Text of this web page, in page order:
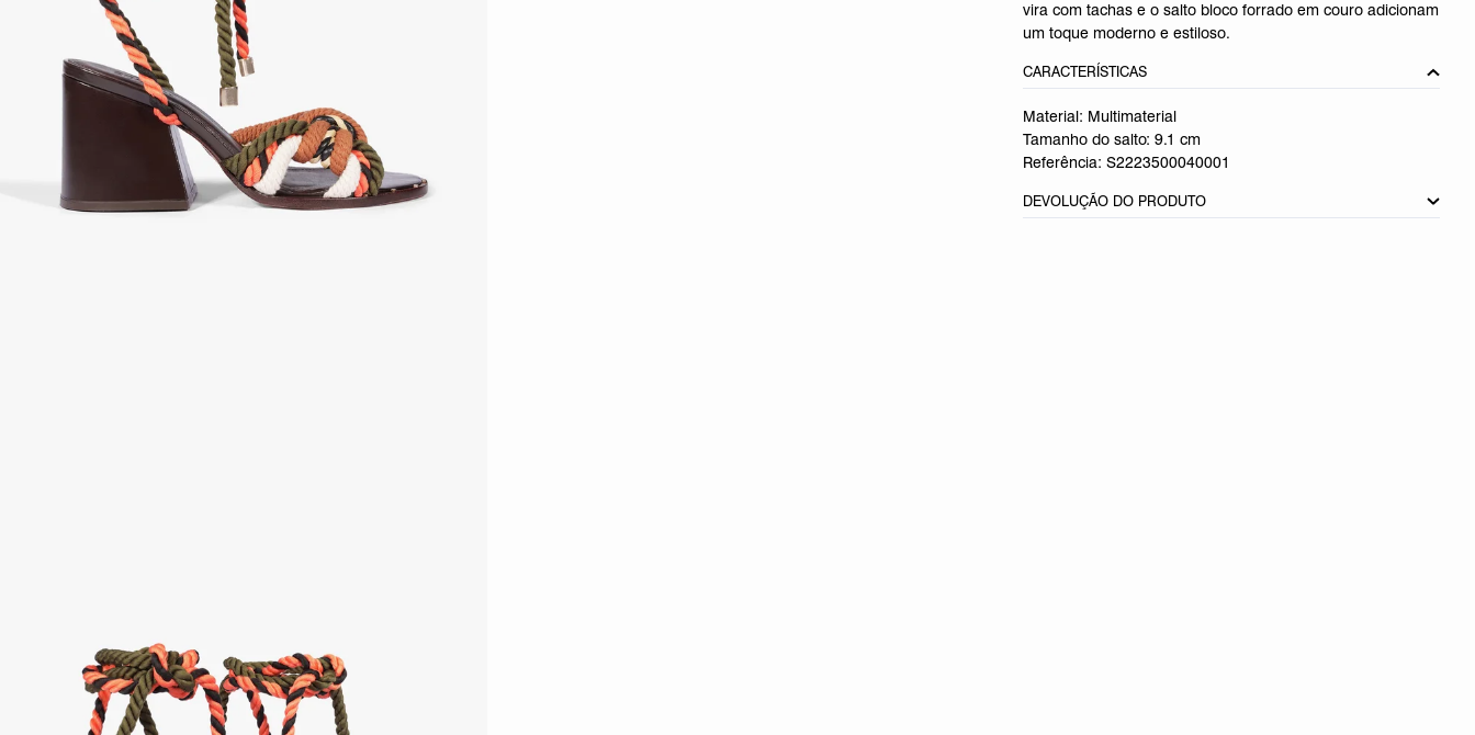
vira com tachas e o salto bloco forrado em couro adicionam
um toque moderno e estiloso.
CARACTERÍSTICAS
Material: Multimaterial
Tamanho do salto: 9.1 cm
Referência:S2223500040001
DEVOLUÇÃO DO PRODUTO